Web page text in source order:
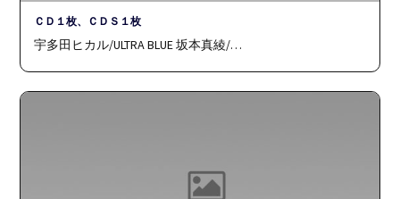
ＣＤ１枚、ＣＤＳ１枚
宇多田ヒカル/ULTRA BLUE 坂本真綾/…